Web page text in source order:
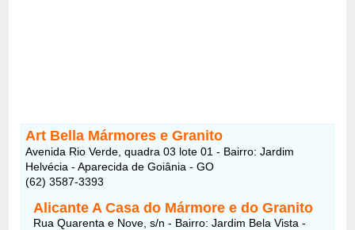
Art Bella Mármores e Granito
Avenida Rio Verde, quadra 03 lote 01 - Bairro: Jardim
Helvécia - Aparecida de Goiânia - GO
(62) 3587-3393
Alicante A Casa do Mármore e do Granito
Rua Quarenta e Nove, s/n - Bairro: Jardim Bela Vista -